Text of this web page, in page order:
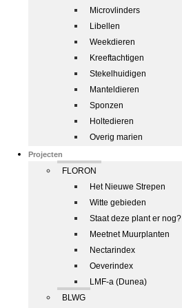
Microvlinders
Libellen
Weekdieren
Kreeftachtigen
Stekelhuidigen
Manteldieren
Sponzen
Holtedieren
Overig marien
Projecten
FLORON
Het Nieuwe Strepen
Witte gebieden
Staat deze plant er nog?
Meetnet Muurplanten
Nectarindex
Oeverindex
LMF-a (Dunea)
BLWG